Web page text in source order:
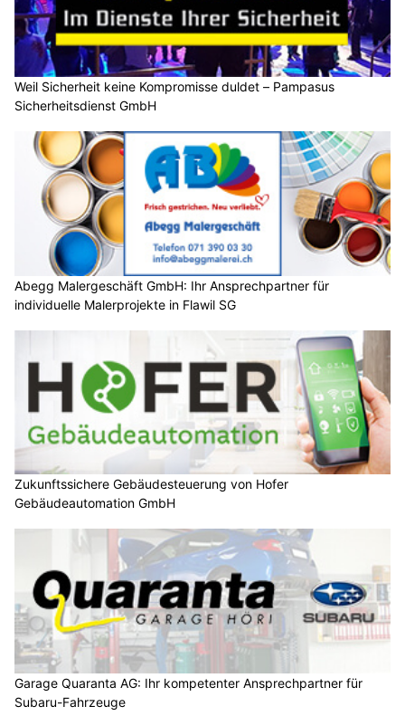
Weil Sicherheit keine Kompromisse duldet – Pampasus
Sicherheitsdienst GmbH
Abegg Malergeschäft GmbH: Ihr Ansprechpartner für
individuelle Malerprojekte in Flawil SG
Zukunftssichere Gebäudesteuerung von Hofer
Gebäudeautomation GmbH
Garage Quaranta AG: Ihr kompetenter Ansprechpartner für
Subaru-Fahrzeuge